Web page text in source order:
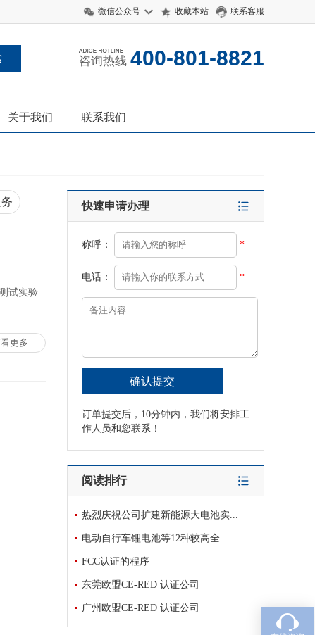
微信公众号 收藏本站 联系客服
咨询热线 400-801-8821
关于我们 联系我们
试实验
更多
快速申请办理
称呼： *
电话： *
订单提交后，10分钟内，我们将安排工
作人员和您联系！
阅读排行
热烈庆祝公司扩建新能源大电池实...
电动自行车锂电池等12种较高全...
FCC认证的程序
东莞欧盟CE-RED 认证公司
广州欧盟CE-RED 认证公司